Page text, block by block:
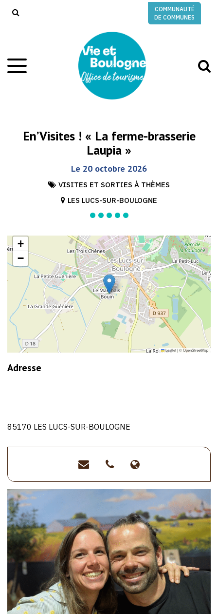
COMMUNAUTÉ
DE COMMUNES
Aller
à
En’Visites ! « La ferme-brasserie
Laupia »
Le 20 octobre 2026
VISITES ET SORTIES À THÈMES
LES LUCS-SUR-BOULOGNE
+
−
Leaflet|©OpenStreetMap
Adresse
85170 LES LUCS-SUR-BOULOGNE
ot@vieetboulogne.fr
>02
51
31
89
15
>https://
vie-
et-
boulogne.fr/
sejour/